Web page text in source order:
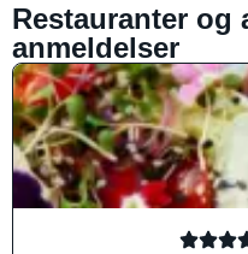
Restauranter og
anmeldelser